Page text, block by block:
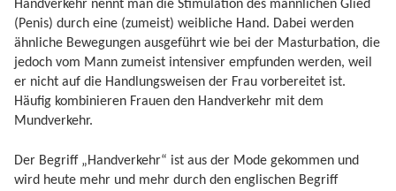
Handverkehr nennt man die Stimulation des männlichen Glied
(Penis) durch eine (zumeist) weibliche Hand. Dabei werden
ähnliche Bewegungen ausgeführt wie bei der Masturbation, die
jedoch vom Mann zumeist intensiver empfunden werden, weil
er nicht auf die Handlungsweisen der Frau vorbereitet ist.
Häufig kombinieren Frauen den Handverkehr mit dem
Mundverkehr.
Der Begriff „Handverkehr“ ist aus der Mode gekommen und
wird heute mehr und mehr durch den englischen Begriff